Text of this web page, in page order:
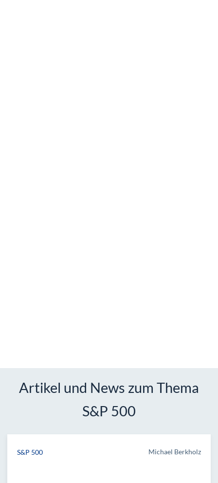
Artikel und News zum Thema
S&P 500
S&P 500 Michael Berkholz